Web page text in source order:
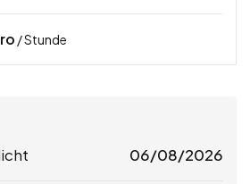
/ Stunde
06/08/2026